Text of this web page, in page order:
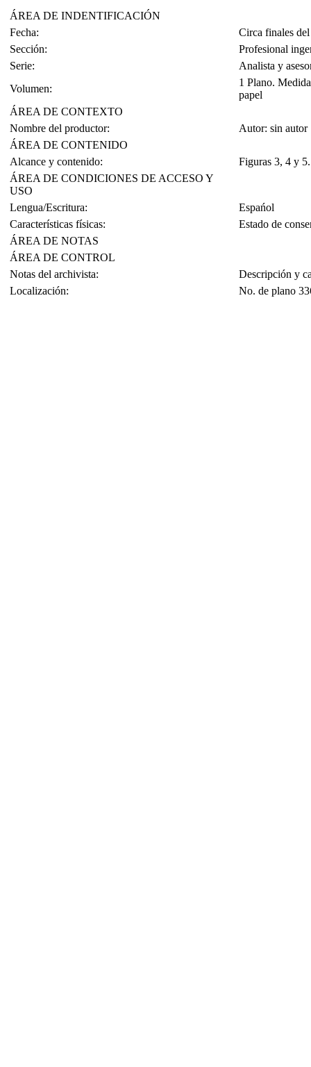
ÁREA DE INDENTIFICACIÓN
Fecha:
Circa finales
Sección:
Profesional
Serie:
Analista y
Volumen:
1 Plano.
papel
ÁREA DE CONTEXTO
Nombre del productor:
Autor: sin autor
ÁREA DE CONTENIDO
Alcance y contenido:
Figuras 3, 4 y
ÁREA DE CONDICIONES DE ACCESO Y
USO
Lengua/Escritura:
Espańol
Características físicas:
Estado de
ÁREA DE NOTAS
ÁREA DE CONTROL
Notas del archivista:
Descripción y
Localización:
No. de plano